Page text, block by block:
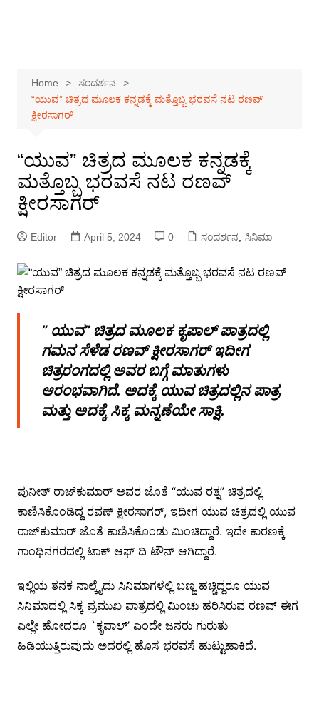
Home
ಸಂದರ್ಶನ
“ಯುವ” ಚಿತ್ರದ ಮೂಲಕ ಕನ್ನಡಕ್ಕೆ ಮತ್ತೊಬ್ಬ ಭರವಸೆ ನಟ ರಣವ್
ಕ್ಷೀರಸಾಗರ್
“ಯುವ” ಚಿತ್ರದ ಮೂಲಕ ಕನ್ನಡಕ್ಕೆ
ಮತ್ತೊಬ್ಬ ಭರವಸೆ ನಟ ರಣವ್
ಕ್ಷೀರಸಾಗರ್
Editor April 5, 2024 0 ಸಂದರ್ಶನ, ಸಿನಿಮಾ
” ಯುವ” ಚಿತ್ರದ ಮೂಲಕ ಕೃಪಾಲ್ ಪಾತ್ರದಲ್ಲಿ
ಗಮನ ಸೆಳೆಡ ರಣವ್ ಕ್ಷೀರಸಾಗರ್ ಇದೀಗ
ಚಿತ್ರರಂಗದಲ್ಲಿ ಅವರ ಬಗ್ಗೆ ಮಾತುಗಳು
ಆರಂಭವಾಗಿದೆ. ಅದಕ್ಕೆ ಯುವ ಚಿತ್ರದಲ್ಲಿನ ಪಾತ್ರ
ಮತ್ತು ಅದಕ್ಕೆ ಸಿಕ್ಕ ಮನ್ನಣೆಯೇ ಸಾಕ್ಷಿ.
ಪುನೀತ್ ರಾಜ್‍ಕುಮಾರ್ ಅವರ ಜೊತೆ “ಯುವ ರತ್ನ” ಚಿತ್ರದಲ್ಲಿ
ಕಾಣಿಸಿಕೊಂಡಿದ್ದ ರವಣ್ ಕ್ಷೀರಸಾಗರ್, ಇದೀಗ ಯುವ ಚಿತ್ರದಲ್ಲಿ ಯುವ
ರಾಜ್‍ಕುಮಾರ್ ಜೊತೆ ಕಾಣಿಸಿಕೊಂಡು ಮಿಂಚಿದ್ದಾರೆ. ಇದೇ ಕಾರಣಕ್ಕೆ
ಗಾಂಧಿನಗರದಲ್ಲಿ ಟಾಕ್ ಆಫ್ ದಿ ಟೌನ್ ಆಗಿದ್ದಾರೆ.
ಇಲ್ಲಿಯ ತನಕ ನಾಲ್ಕೈದು ಸಿನಿಮಾಗಳಲ್ಲಿ ಬಣ್ಣ ಹಚ್ಚಿದ್ದರೂ ಯುವ
ಸಿನಿಮಾದಲ್ಲಿ ಸಿಕ್ಕ ಪ್ರಮುಖ ಪಾತ್ರದಲ್ಲಿ ಮಿಂಚು ಹರಿಸಿರುವ ರಣವ್ ಈಗ
ಎಲ್ಲೇ ಹೋದರೂ `ಕೃಪಾಲ್’ ಎಂದೇ ಜನರು ಗುರುತು
ಹಿಡಿಯುತ್ತಿರುವುದು ಅದರಲ್ಲಿ ಹೊಸ ಭರವಸೆ ಹುಟ್ಟುಹಾಕಿದೆ.